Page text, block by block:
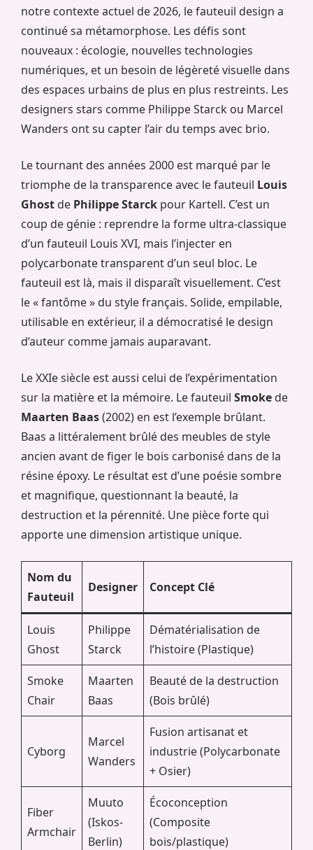
notre contexte actuel de 2026, le fauteuil design a
continué sa métamorphose. Les défis sont
nouveaux : écologie, nouvelles technologies
numériques, et un besoin de légèreté visuelle dans
des espaces urbains de plus en plus restreints. Les
designers stars comme Philippe Starck ou Marcel
Wanders ont su capter l’air du temps avec brio.
Le tournant des années 2000 est marqué par le
triomphe de la transparence avec le fauteuil Louis
Ghost de Philippe Starck pour Kartell. C’est un
coup de génie : reprendre la forme ultra-classique
d’un fauteuil Louis XVI, mais l’injecter en
polycarbonate transparent d’un seul bloc. Le
fauteuil est là, mais il disparaît visuellement. C’est
le « fantôme » du style français. Solide, empilable,
utilisable en extérieur, il a démocratisé le design
d’auteur comme jamais auparavant.
Le XXIe siècle est aussi celui de l’expérimentation
sur la matière et la mémoire. Le fauteuil Smoke de
Maarten Baas(2002) en est l’exemple brûlant.
Baas a littéralement brûlé des meubles de style
ancien avant de figer le bois carbonisé dans de la
résine époxy. Le résultat est d’une poésie sombre
et magnifique, questionnant la beauté, la
destruction et la pérennité. Une pièce forte qui
apporte une dimension artistique unique.
Nom du
Fauteuil
Designer Concept Clé
Louis
Ghost
Philippe
Starck
Dématérialisation de
l’histoire (Plastique)
Smoke
Chair
Maarten
Baas
Beauté de la destruction
(Bois brûlé)
Cyborg
Marcel
Wanders
Fusion artisanat et
industrie (Polycarbonate
+ Osier)
Fiber
Armchair
Muuto
(Iskos-
Berlin)
Écoconception
(Composite
bois/plastique)